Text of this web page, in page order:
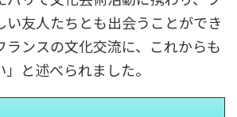
い友人たちとも出会うことができ
ランスの文化交流に、これからも
と述べられました。